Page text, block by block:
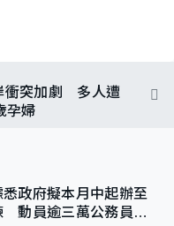
衝突加劇 多人遭
孕婦
政府擬本月中起辦至
動員逾三萬公務員人